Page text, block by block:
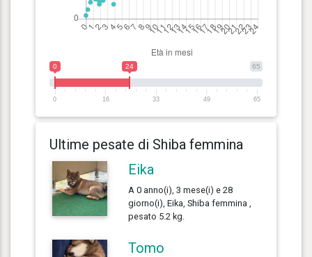
65
0 24
0 16 33 49 65
Ultime pesate di Shiba femmina
Eika
A 0 anno(i), 3 mese(i) e 28
giorno(i), Eika, Shiba femmina ,
pesato 5.2 kg.
Tomo